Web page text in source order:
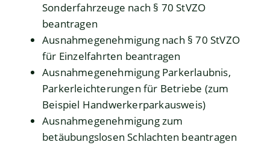
Sonderfahrzeuge nach § 70 StVZO
beantragen
Ausnahmegenehmigung nach § 70 StVZO
für Einzelfahrten beantragen
Ausnahmegenehmigung Parkerlaubnis,
Parkerleichterungen für Betriebe (zum
Beispiel Handwerkerparkausweis)
Ausnahmegenehmigung zum
betäubungslosen Schlachten beantragen